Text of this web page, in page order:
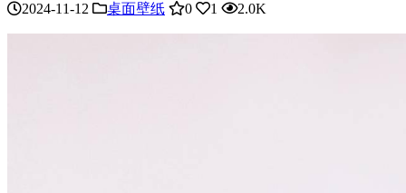
2024-11-12 桌面壁纸 0 1 2.0K